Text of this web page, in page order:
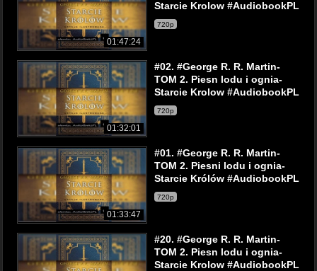
01:47:24
Starcie Krolow #AudiobookPL
720p
01:32:01
#02. #George R. R. Martin-
TOM 2. Piesn lodu i ognia-
Starcie Krolow #AudiobookPL
720p
01:33:47
#01. #George R. R. Martin-
TOM 2. Piesni lodu i ognia-
Starcie Królów #AudiobookPL
720p
#20. #George R. R. Martin-
TOM 2. Piesn lodu i ognia-
Starcie Krolow #AudiobookPL